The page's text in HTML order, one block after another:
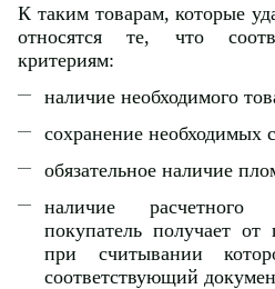
К таким товарам, которые
относятся те, что
критериям:
наличие необходимого
сохранение необходимых
обязательное наличие
наличие расчетного
покупатель получает
при считывании
соответствующий